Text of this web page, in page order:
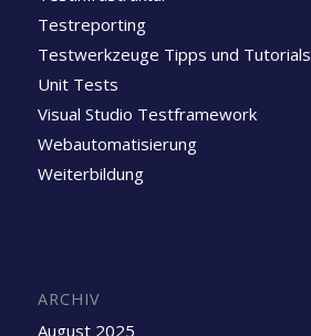
Testreporting
Testwerkzeuge Tipps und Tutorials
Unit Tests
Visual Studio Testframework
Webautomatisierung
Weiterbildung
ARCHIV
August 2025